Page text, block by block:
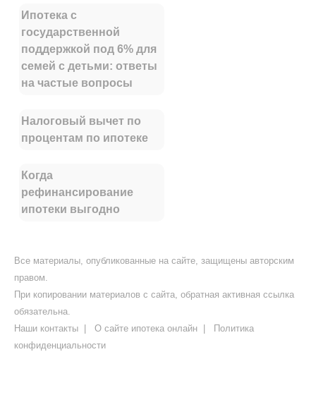
Ипотека с
государственной
поддержкой под 6% для
семей с детьми: ответы
на частые вопросы
Налоговый вычет по
процентам по ипотеке
Когда
рефинансирование
ипотеки выгодно
Все материалы, опубликованные на сайте, защищены авторским
правом.
При копировании материалов с сайта, обратная активная ссылка
обязательна.
Наши контакты
О сайте ипотека онлайн
Политика
конфиденциальности